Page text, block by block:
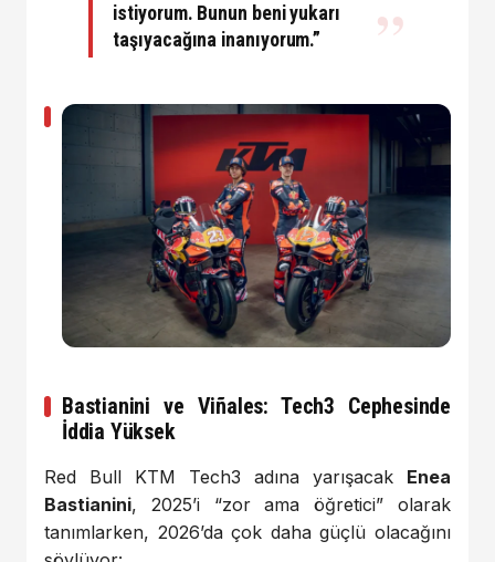
istiyorum. Bunun beni yukarı
taşıyacağına inanıyorum.”
Bastianini ve Viñales: Tech3 Cephesinde
İddia Yüksek
Red Bull KTM Tech3 adına yarışacak Enea
Bastianini, 2025’i “zor ama öğretici” olarak
tanımlarken, 2026’da çok daha güçlü olacağını